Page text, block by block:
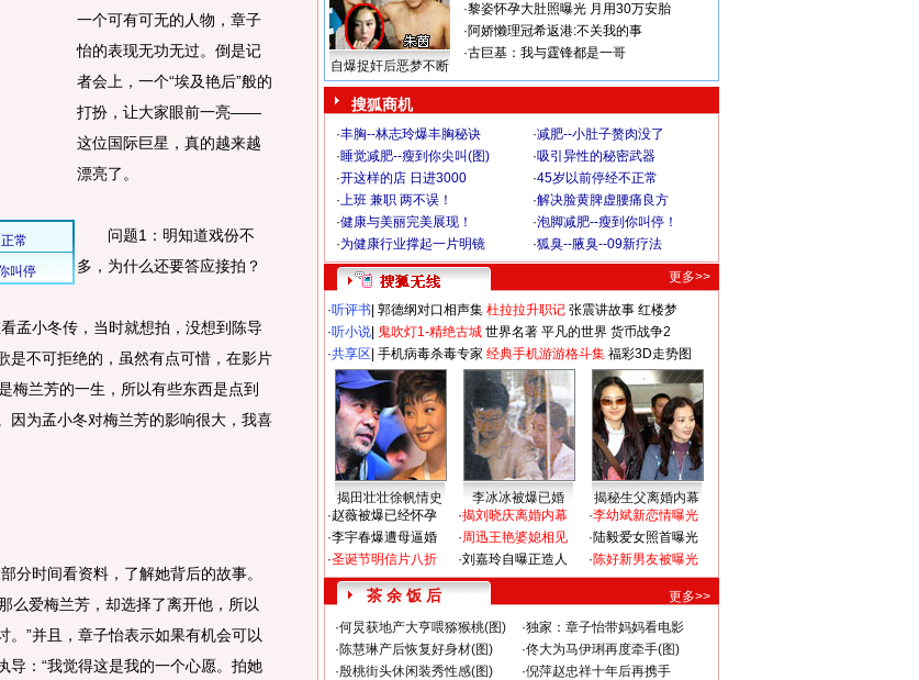
一个可有可无的人物，章子
怡的表现无功无过。倒是记
者会上，一个“埃及艳后”般的
打扮，让大家眼前一亮——
这位国际巨星，真的越来越
漂亮了。
问题1：明知道戏份不
多，为什么还要答应接拍？
小冬传，当时就想拍，没想到陈导
是不可拒绝的，虽然有点可惜，在影片
梅兰芳的一生，所以有些东西是点到
因为孟小冬对梅兰芳的影响很大，我喜
时间看资料，了解她背后的故事。
么爱梅兰芳，却选择了离开他，所以
”并且，章子怡表示如果有机会可以
导：“我觉得这是我的一个心愿。拍她
自爆捉奸后恶梦不断
·黎姿怀孕大肚照曝光 月用30万安胎
·阿娇懒理冠希返港:不关我的事
·古巨基：我与霆锋都是一哥
搜狐商机
·丰胸--林志玲爆丰胸秘诀 ·减肥--小肚子赘肉没了
·睡觉减肥--瘦到你尖叫(图) ·吸引异性的秘密武器
·开这样的店 日进3000 ·45岁以前停经不正常
·上班 兼职 两不误！ ·解决脸黄脾虚腰痛良方
·健康与美丽完美展现！ ·泡脚减肥--瘦到你叫停！
·为健康行业撑起一片明镜 ·狐臭--腋臭--09新疗法
更多>>
·听评书 郭德纲对口相声集 杜拉拉升职记 张震讲故事 红楼梦
·听小说 鬼吹灯1-精绝古城 世界名著 平凡的世界 货币战争2
·共享区 手机病毒杀毒专家 经典手机游游格斗集 福彩3D走势图
揭田壮壮徐帆情史 李冰冰被爆已婚
揭秘生父离婚内幕
·赵薇被爆已经怀孕
·李宇春爆遭母逼婚
·圣诞节明信片八折
·揭刘晓庆离婚内幕
·周迅王艳婆媳相见
·刘嘉玲自曝正造人
·李幼斌新恋情曝光
·陆毅爱女照首曝光
·陈好新男友被曝光
茶 余 饭 后
更多>>
·何炅获地产大亨喂猕猴桃(图) ·独家：章子怡带妈妈看电影
·陈慧琳产后恢复好身材(图) ·佟大为马伊琍再度牵手(图)
·殷桃街头休闲装秀性感(图) ·倪萍赵忠祥十年后再携手